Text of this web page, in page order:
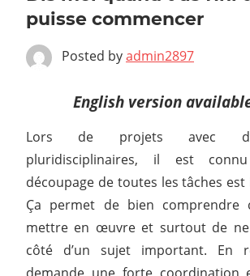
puisse commencer
Posted byadmin2897
English version
Lors de projets avec
pluridisciplinaires, il est
découpage de toutes les tâches est
Ça permet de bien comprendre
mettre en œuvre et surtout de ne
côté d’un sujet important. En